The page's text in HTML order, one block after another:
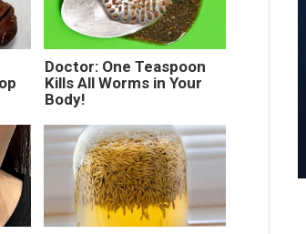
Doctor: One Teaspoon
Kills All Worms in Your
Body!